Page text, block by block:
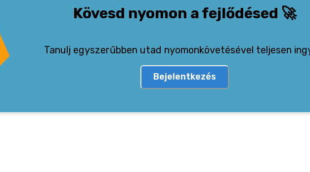
Kövesd nyomon a fejlődésed 🚀
Tanulj egyszerűbben utad nyomonkövetésével teljesen
Bejelentkezés